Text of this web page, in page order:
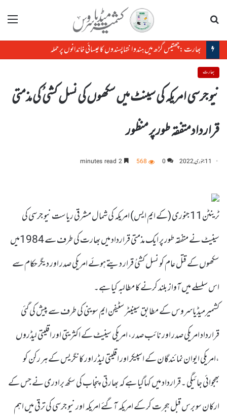
مینو
بھارت :چھتیس گڑھ میں ہندو انتہاپسندوں کا عیسائی خاندانوں پر حملہ
بھارت
نیو جرسی امریکہ کی سینٹ میں سکھوں کی نسل کشی ُ کی مذمتی
قراردادمتفقہ طورپر منظور
11 جنوری, 2022 0
568
ٹرینٹن11 جنوری (کے ایم ایس) امریکہ کی شمال مشرقی ریاست نیو جرسی کی
سینیٹ نے متفقہ طور پر ایک مذمتی قرارداد میں بھارت کی طرف سے 1984میں
سکھوں کے قتل عام کو نسل کشیُ قرار دیتے ہوئے امریکی صدر اور دیگر حکام سے
اس سلسلے میں آواز بلند کرنے کا مطالبہ کیا ہے۔
کشمیرمیڈیاسروس کے مطابق سینیٹر سٹیفن ایم سوینی کی طرف سے پیش کی گئی
قرارداد امریکی صدر اور نائب صدر، امریکی سینیٹ کے اکثریتی اور اقلیتی لیڈروں
،امریکی ایوان نمائندگان کے اسپیکر اور اقلیتی لیڈر اور کانگریس کے ہر رکن کو
بھجوائی جائیگی ۔قرارداد میں کہاگیا ہے کہ بھارتی پنجاب کی سکھ برادری نے جس کے
ارکان سو برس قبل ہجرت کر کے امریکہ آگئے امریکہ اور نیو جرسی کی ترقی میں اہم